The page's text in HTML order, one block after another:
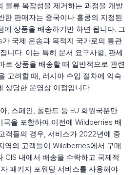
물류 복잡성을 제거하는 과정을 개발
한 판매자는 중국이나 홍콩의 지정된
에 상품을 배송하기만 하면 됩니다. 그
국제 운송과 목적지 국가로의 통관
니다. 이는 특히 문서 요구사항, 관세
로 상품을 배송할 때 일반적으로 관련
고려할 때, 러시아 수입 절차에 익숙
상당한 운영상 이점입니다.
, 스페인, 폴란드 등 EU 회원국뿐만
국을 포함하여 이전에 Wildberries 배
객들의 경우, 서비스가 2022년에 중
역의 고객들이 Wildberries에서 구매
CIS 내에서 배송을 수락하고 국제적
패키지 포워딩 서비스를 사용해야